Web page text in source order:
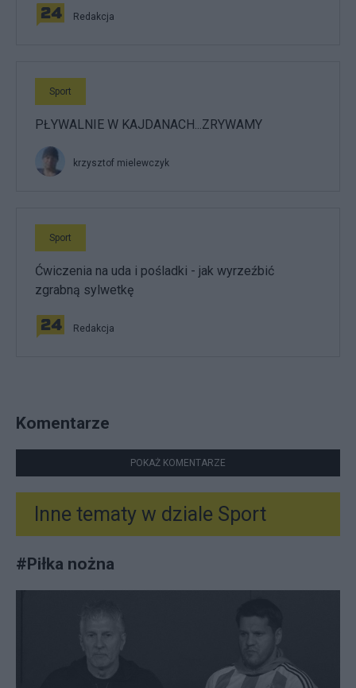
Redakcja
Sport
PŁYWALNIE W KAJDANACH...ZRYWAMY
krzysztof mielewczyk
Sport
Ćwiczenia na uda i pośladki - jak wyrzeźbić
zgrabną sylwetkę
Redakcja
Komentarze
POKAŻ KOMENTARZE
Inne tematy w dziale Sport
#Piłka nożna